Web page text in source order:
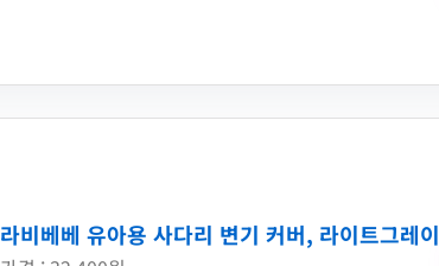
라비베베 유아용 사다리 변기 커버, 라이트그레이